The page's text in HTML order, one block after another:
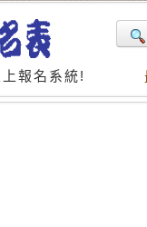
報名系統!